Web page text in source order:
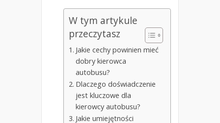
W tym artykule
przeczytasz
Jakie cechy powinien mieć
dobry kierowca
autobusu?
Dlaczego doświadczenie
jest kluczowe dla
kierowcy autobusu?
Jakie umiejętności